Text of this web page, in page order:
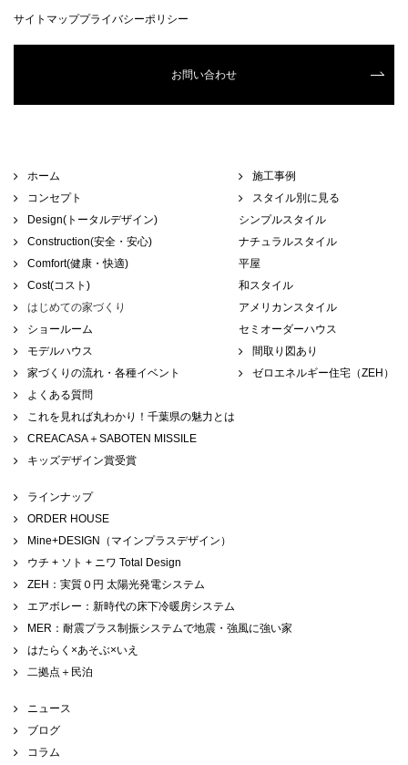
サイトマッププライバシーポリシー
お問い合わせ
ホーム
コンセプト
Design(トータルデザイン)
Construction(安全・安心)
Comfort(健康・快適)
Cost(コスト)
はじめての家づくり
ショールーム
モデルハウス
家づくりの流れ・各種イベント
よくある質問
これを見れば丸わかり！千葉県の魅力とは
CREACASA＋SABOTEN MISSILE
キッズデザイン賞受賞
施工事例
スタイル別に見る
シンプルスタイル
ナチュラルスタイル
平屋
和スタイル
アメリカンスタイル
セミオーダーハウス
間取り図あり
ゼロエネルギー住宅（ZEH）
ラインナップ
ORDER HOUSE
Mine+DESIGN（マインプラスデザイン）
ウチ + ソト + ニワ Total Design
ZEH：実質０円 太陽光発電システム
エアボレー：新時代の床下冷暖房システム
MER：耐震プラス制振システムで地震・強風に強い家
はたらく×あそぶ×いえ
二拠点＋民泊
ニュース
ブログ
コラム